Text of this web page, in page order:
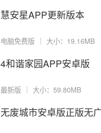
慧安星APP更新版本
电脑免费版 ｜ 大小：19.16MB
4和谐家园APP安卓版
最新版 大小：59.80MB
无废城市安卓版正版无